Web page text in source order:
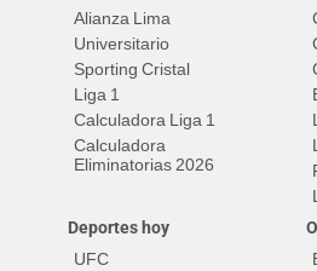
Alianza Lima
Universitario
Sporting Cristal
Liga 1
Calculadora Liga 1
Calculadora
Eliminatorias 2026
Deportes hoy
UFC